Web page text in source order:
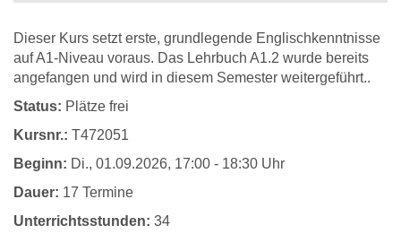
Dieser Kurs setzt erste, grundlegende Englischkenntnisse
auf A1-Niveau voraus. Das Lehrbuch A1.2 wurde bereits
angefangen und wird in diesem Semester weitergeführt..
Status: Plätze frei
Kursnr.: T472051
Beginn: Di., 01.09.2026, 17:00 - 18:30 Uhr
Dauer: 17 Termine
Unterrichtsstunden: 34